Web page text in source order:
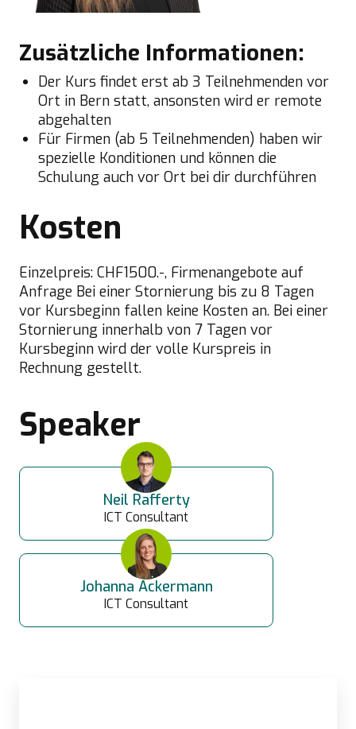
Zusätzliche Informationen:
Der Kurs findet erst ab 3 Teilnehmenden vor
Ort in Bern statt, ansonsten wird er remote
abgehalten
Für Firmen (ab 5 Teilnehmenden) haben wir
spezielle Konditionen und können die
Schulung auch vor Ort bei dir durchführen
Kosten
Einzelpreis: CHF1500.-, Firmenangebote auf
Anfrage Bei einer Stornierung bis zu 8 Tagen
vor Kursbeginn fallen keine Kosten an. Bei einer
Stornierung innerhalb von 7 Tagen vor
Kursbeginn wird der volle Kurspreis in
Rechnung gestellt.
Speaker
Neil Rafferty
ICT Consultant
Johanna Ackermann
ICT Consultant